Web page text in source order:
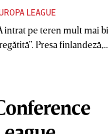
LEAGUE
intrat pe teren mult mai
Presa